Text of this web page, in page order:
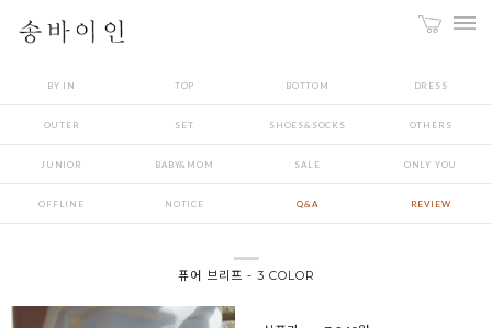
BY IN TOP BOTTOM DRESS
OUTER SET SHOES&SOCKS OTHERS
JUNIOR BABY&MOM SALE ONLY YOU
OFFLINE NOTICE Q&A REVIEW
퓨어 브리프 - 3 COLOR